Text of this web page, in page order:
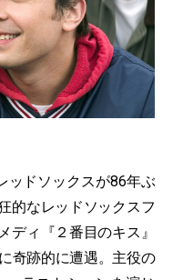
ッドソックスが86年ぶ
的なレッドソックスフ
ディ『２番目のキス』
奇跡的に遭遇。主役の